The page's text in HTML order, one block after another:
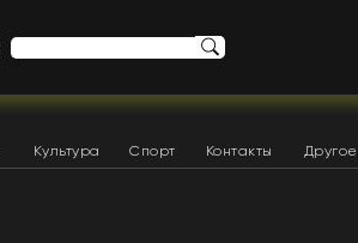
Культура Спорт Контакты Другое